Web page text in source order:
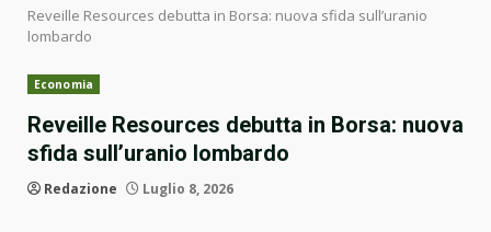
Reveille Resources debutta in Borsa: nuova sfida sull’uranio
lombardo
Economia
Reveille Resources debutta in Borsa: nuova
sfida sull’uranio lombardo
Redazione Luglio 8, 2026